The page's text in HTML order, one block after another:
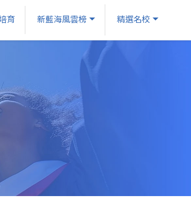
育 新藍海風雲榜 精選名校